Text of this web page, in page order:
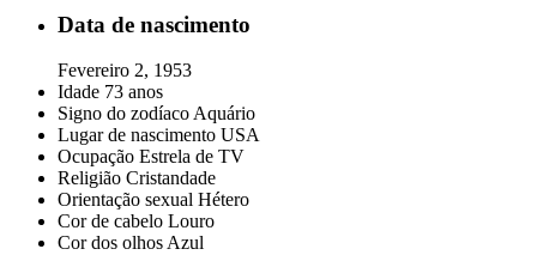
Data de nascimento
Fevereiro 2, 1953
Idade 73 anos
Signo do zodíacoAquário
Lugar de nascimento USA
Ocupação Estrela de TV
Religião Cristandade
Orientação sexual Hétero
Cor de cabelo Louro
Cor dos olhosAzul